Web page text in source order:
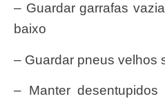
– Guardar garrafas vazias com o gargalo para
baixo
– Guardar pneus velhos
– Manter desentupidos ralos, canos, calhas,